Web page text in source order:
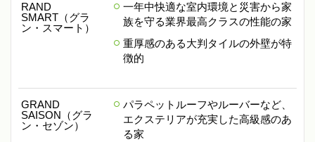
RAND
SMART（グラ
ン・スマート）
一年中快適な室内環境と災害から家
族を守る業界最高クラスの性能の家
重厚感のある大判タイルの外壁が特
徴的
GRAND
SAISON（グラ
ン・セゾン）
パラペットルーフやルーバーなど、
エクステリアが充実した高級感のあ
る家